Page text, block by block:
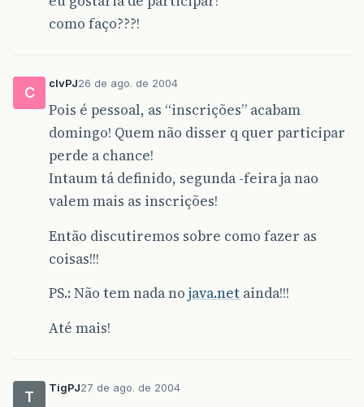
como faço???!
C
clvPJ26 de ago. de 2004
Pois é pessoal, as “inscrições” acabam
domingo! Quem não disser q quer participar
perde a chance!
Intaum tá definido, segunda -feira ja nao
valem mais as inscrições!
Então discutiremos sobre como fazer as
coisas!!!
PS.: Não tem nada no java.net ainda!!!
Até mais!
T
TigPJ27 de ago. de 2004